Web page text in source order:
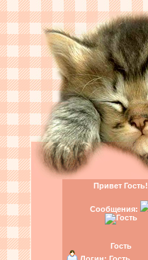
Привет Гость!
Сообщения:
Гость